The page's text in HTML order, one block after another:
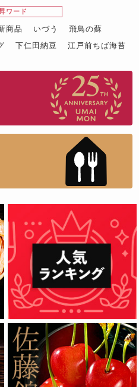
ワード
商品 いづう
飛鳥の蘇
下仁田納豆
江戸前ちば海苔